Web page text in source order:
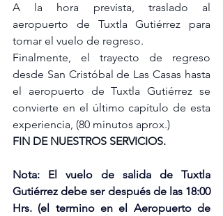
A la hora prevista, traslado al
aeropuerto de Tuxtla Gutiérrez para
tomar el vuelo de regreso.
Finalmente, el trayecto de regreso
desde San Cristóbal de Las Casas hasta
el aeropuerto de Tuxtla Gutiérrez se
convierte en el último capítulo de esta
experiencia, (80 minutos aprox.)
FIN DE NUESTROS SERVICIOS.
Nota: El vuelo de salida de Tuxtla
Gutiérrez debe ser después de las 18:00
Hrs. (el termino en el Aeropuerto de